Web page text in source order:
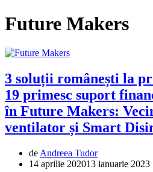
Future Makers
3 soluții românești la
19 primesc suport
în Future Makers:
ventilator și Smart
de Andreea Tudor
14 aprilie 202013 ianuarie 2023